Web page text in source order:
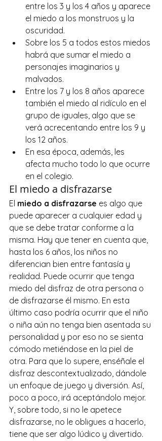
entre los 3 y los 4 años y aparece
el miedo a los monstruos y la
oscuridad.
Sobre los 5 a todos estos miedos
habrá que sumar el miedo a
personajes imaginarios y
malvados.
Entre los 7 y los 8 años aparece
también el miedo al ridículo en el
grupo de iguales, algo que se
verá acrecentando entre los 9 y
los 12 años.
En esa época, además, les
afecta mucho todo lo que ocurre
en el colegio.
El miedo a disfrazarse
El miedo a disfrazarse es algo que
puede aparecer a cualquier edad y
que se debe tratar conforme a la
misma. Hay que tener en cuenta que,
hasta los 6 años, los niños no
diferencian bien entre fantasía y
realidad. Puede ocurrir que tenga
miedo del disfraz de otra persona o
de disfrazarse él mismo. En esta
último caso podría ocurrir que el niño
o niña aún no tenga bien asentada su
personalidad y por eso no se sienta
cómodo metiéndose en la piel de
otra. Para que lo supere, enséñale el
disfraz descontextualizado, dándole
un enfoque de juego y diversión. Así,
poco a poco, irá aceptándolo mejor.
Y, sobre todo, si no le apetece
disfrazarse, no le obligues a hacerlo,
tiene que ser algo lúdico y divertido.